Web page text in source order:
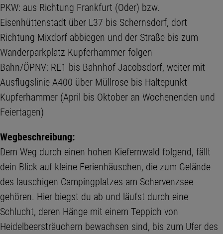
PKW: aus Richtung Frankfurt (Oder) bzw.
Eisenhüttenstadt über L37 bis Schernsdorf, dort
Richtung Mixdorf abbiegen und der Straße bis zum
Wanderparkplatz Kupferhammer folgen
Bahn/ÖPNV: RE1 bis Bahnhof Jacobsdorf, weiter mit
Ausflugslinie A400 über Müllrose bis Haltepunkt
Kupferhammer (April bis Oktober an Wochenenden und
Feiertagen)
Wegbeschreibung:
Dem Weg durch einen hohen Kiefernwald folgend, fällt
dein Blick auf kleine Ferienhäuschen, die zum Gelände
des lauschigen Campingplatzes am Schervenzsee
gehören. Hier biegst du ab und läufst durch eine
Schlucht, deren Hänge mit einem Teppich von
Heidelbeersträuchern bewachsen sind, bis zum Ufer des